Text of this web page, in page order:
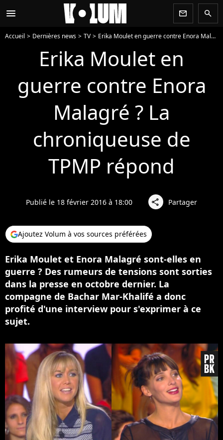
menu newsletter search
Accueil Dernières news TV Erika Moulet en guerre contre Enora Malagré ? La chroniqueuse de TPMP répond
Erika Moulet en
guerre contre Enora
Malagré ? La
chroniqueuse de
TPMP répond
Publié le 18 février 2016 à 18:00 share Partager
Ajoutez Volum à vos sources préférées
Erika Moulet et Enora Malagré sont-elles en
guerre ? Des rumeurs de tensions sont sorties
dans la presse en octobre dernier. La
compagne de Bachar Mar-Khalifé a donc
profité d'une interview pour s'exprimer à ce
sujet.